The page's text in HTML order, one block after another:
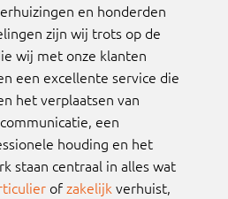
en honderden
zijn wij trots op de
wij met onze klanten
een excellente service die
het verplaatsen van
een
houding en het
staan centraal in alles wat
ofzakelijk verhuist,